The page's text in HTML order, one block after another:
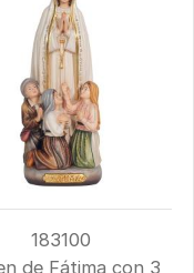
183100
de Fátima con 3